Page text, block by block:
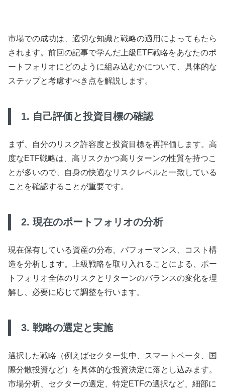
市場での成功は、適切な知識と戦略の適用によってもたら
されます。前回の記事で学んだ上級ETF戦略をあなたのポ
ートフォリオにどのように組み込むかについて、具体的な
ステップと考慮すべき点を解説します。
1. 自己評価と投資目標の確認
まず、自分のリスク許容度と投資目標を再評価します。高
度なETF戦略は、高リスクかつ高リターンの性質を持つこ
とが多いので、自身の快適なリスクレベルと一致している
ことを確認することが重要です。
2. 現在のポートフォリオの分析
現在保有している資産の分布、パフォーマンス、コスト構
造を分析します。上級戦略を取り入れることによる、ポー
トフォリオ全体のリスクとリターンのバランスの変化を理
解し、必要に応じて調整を行います。
3. 戦略の選定と実施
選択した戦略（例えばセクター集中、スマートベータ、国
際分散投資など）を具体的な投資決定に落とし込みます。
市場分析、セクターの選定、特定ETFの選択など、細部に